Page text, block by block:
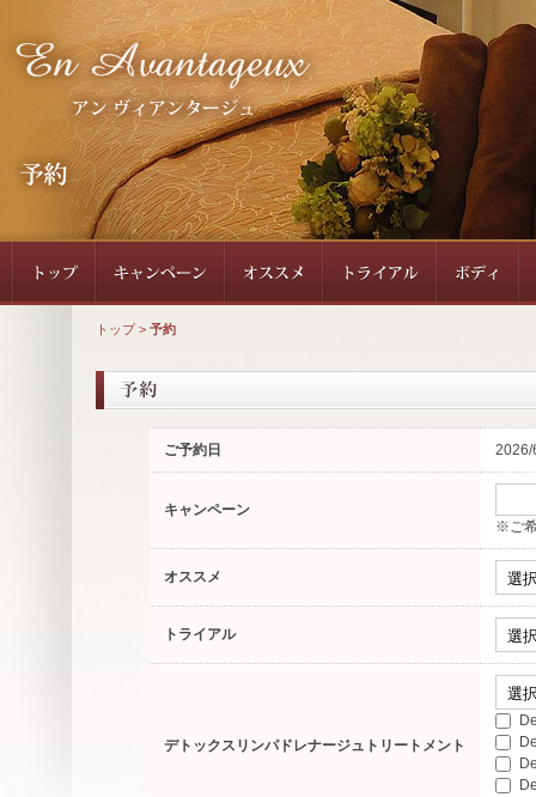
トップ> 予約
ご予約日 2026/
キャンペーン
※ご
オススメ
トライアル
デトックスリンパドレナージュトリートメント